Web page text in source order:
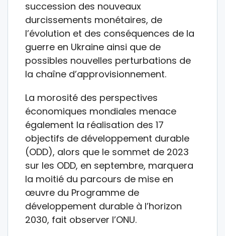
succession des nouveaux
durcissements monétaires, de
l’évolution et des conséquences de la
guerre en Ukraine ainsi que de
possibles nouvelles perturbations de
la chaîne d’approvisionnement.
La morosité des perspectives
économiques mondiales menace
également la réalisation des 17
objectifs de développement durable
(ODD), alors que le sommet de 2023
sur les ODD, en septembre, marquera
la moitié du parcours de mise en
œuvre du Programme de
développement durable à l’horizon
2030, fait observer l’ONU.